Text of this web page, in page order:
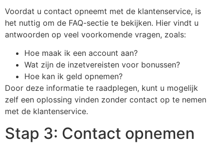
Voordat u contact opneemt met de klantenservice, is
het nuttig om de FAQ-sectie te bekijken. Hier vindt u
antwoorden op veel voorkomende vragen, zoals:
Hoe maak ik een account aan?
Wat zijn de inzetvereisten voor bonussen?
Hoe kan ik geld opnemen?
Door deze informatie te raadplegen, kunt u mogelijk
zelf een oplossing vinden zonder contact op te nemen
met de klantenservice.
Stap 3: Contact opnemen